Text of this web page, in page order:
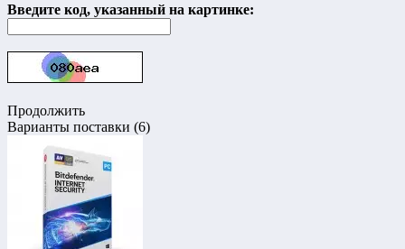
Введите код, указанный на картинке:
Продолжить
Варианты поставки (6)